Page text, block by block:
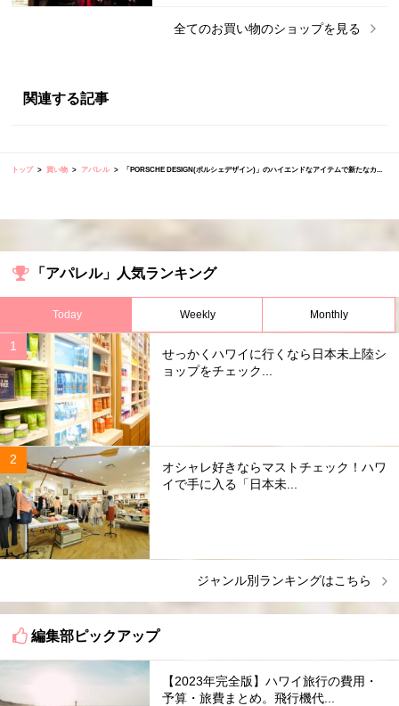
全てのお買い物のショップを見る
関連する記事
トップ 買い物 アパレル 「PORSCHE DESIGN(ポルシェデザイン)」のハイエンドなアイテムで新たなカ...
「アパレル」人気ランキング
Today Weekly Monthly
せっかくハワイに行くなら日本未上陸シ
ョップをチェック...
オシャレ好きならマストチェック！ハワ
イで手に入る「日本未...
ジャンル別ランキングはこちら
編集部ピックアップ
【2023年完全版】ハワイ旅行の費用・
予算・旅費まとめ。飛行機代...